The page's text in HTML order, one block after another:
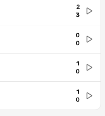
2
3
0
0
1
0
1
0